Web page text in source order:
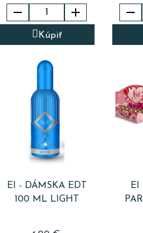
 
Kúpiť

EI - DÁMSKA EDT
100 ML LIGHT
EI